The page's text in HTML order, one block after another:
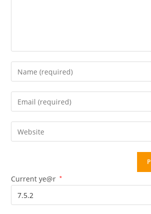
Enter
your
name
comment
Enter
your
email
address
Enter
your
(optional)
Current ye@r *